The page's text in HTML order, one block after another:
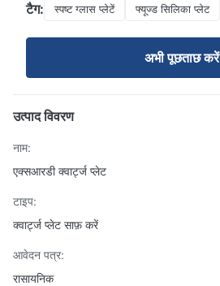
टैग: स्पष्ट ग्लास प्लेटें फ्यूज्ड सिलिका प्लेट
अभी पूछताछ करें
उत्पाद विवरण
नाम:
एक्सआरडी क्वार्ट्ज प्लेट
टाइप:
क्वार्ट्ज प्लेट साफ़ करें
आवेदन पत्र:
रासायनिक